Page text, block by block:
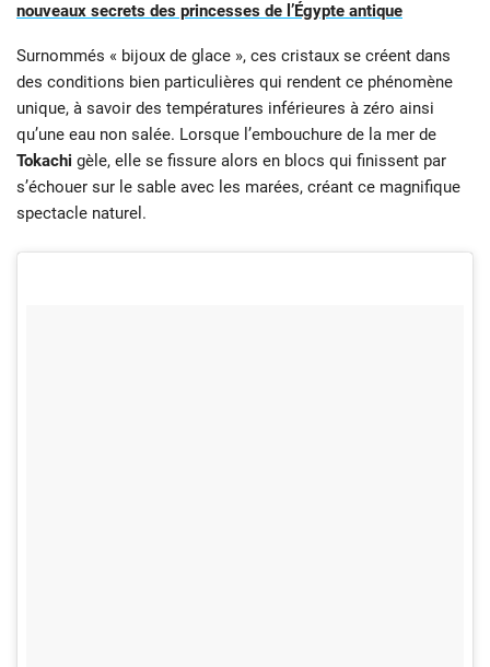
nouveaux secrets des princesses de l’Égypte antique
Surnommés « bijoux de glace », ces cristaux se créent dans
des conditions bien particulières qui rendent ce phénomène
unique, à savoir des températures inférieures à zéro ainsi
qu’une eau non salée. Lorsque l’embouchure de la mer de
Tokachi gèle, elle se fissure alors en blocs qui finissent par
s’échouer sur le sable avec les marées, créant ce magnifique
spectacle naturel.